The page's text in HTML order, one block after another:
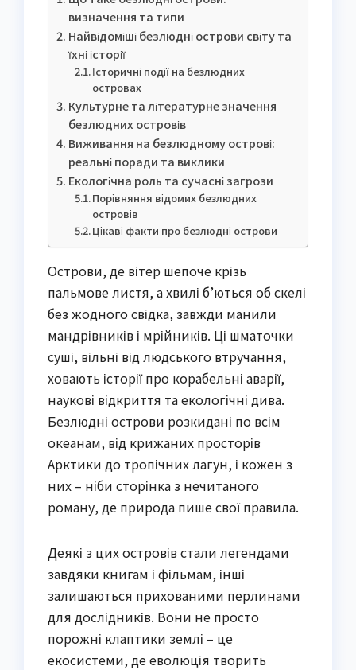
визначення та типи
Найвідоміші безлюдні острови світу та
їхні історії
Історичні події на безлюдних
островах
Культурне та літературне значення
безлюдних островів
Виживання на безлюдному острові:
реальні поради та виклики
Екологічна роль та сучасні загрози
Порівняння відомих безлюдних
островів
Цікаві факти про безлюдні острови
Острови, де вітер шепоче крізь
пальмове листя, а хвилі б’ються об скелі
без жодного свідка, завжди манили
мандрівників і мрійників. Ці шматочки
суші, вільні від людського втручання,
ховають історії про корабельні аварії,
наукові відкриття та екологічні дива.
Безлюдні острови розкидані по всім
океанам, від крижаних просторів
Арктики до тропічних лагун, і кожен з
них – ніби сторінка з нечитаного
роману, де природа пише свої правила.
Деякі з цих островів стали легендами
завдяки книгам і фільмам, інші
залишаються прихованими перлинами
для дослідників. Вони не просто
порожні клаптики землі – це
екосистеми, де еволюція творить